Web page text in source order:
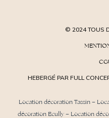
© 2024 TOUS
HEBERGÉ PAR FULL
Location décoration Tassin–
décoration Ecully– Location